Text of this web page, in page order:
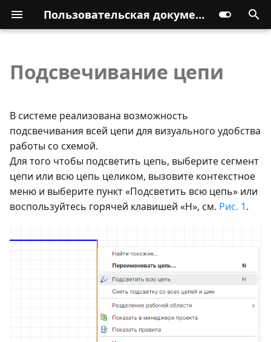
Пользовательская документация
Подсвечивание цепи
В системе реализована возможность
подсвечивания всей цепи для визуального удобства
работы со схемой.
Для того чтобы подсветить цепь, выберите сегмент
цепи или всю цепь целиком, вызовите контекстное
меню и выберите пункт «Подсветить всю цепь» или
воспользуйтесь горячей клавишей «H», см. Рис. 1.